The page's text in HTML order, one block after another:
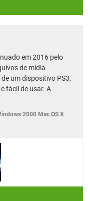
em 2016 pelo
de mídia
um dispositivo PS3,
fácil de usar. A
2000 Mac OS X